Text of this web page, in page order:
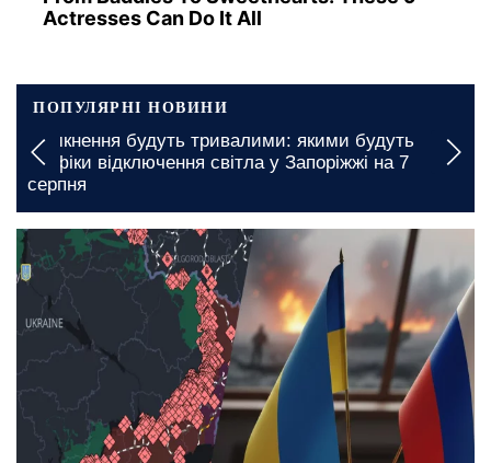
Actresses Can Do It All
ПОПУЛЯРНІ НОВИНИ
Пенсіонерів у Харківській області підтримають
безкоштовно: яку гуманітарну допомогу можна
отримати
5 серпня, 09:00